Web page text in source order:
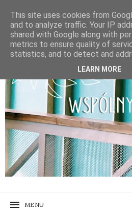
This site uses cookies from
and to analyze traffic. Your IP
shared with Google along with
metrics to ensure quality of
statistics, and to detect and
LEARN MORE